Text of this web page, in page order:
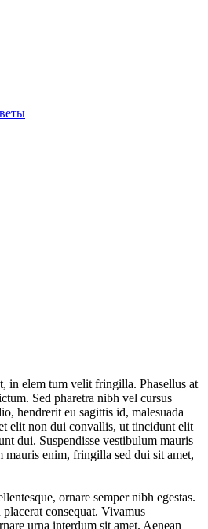
in elem tum velit fringilla. Phasellus at
Sed pharetra nibh vel cursus
hendrerit eu sagittis id, malesuada
elit non dui convallis, ut tincidunt elit
dui. Suspendisse vestibulum mauris
enim, fringilla sed dui sit amet,
ornare semper nibh egestas.
consequat. Vivamus
urna interdum sit amet. Aenean